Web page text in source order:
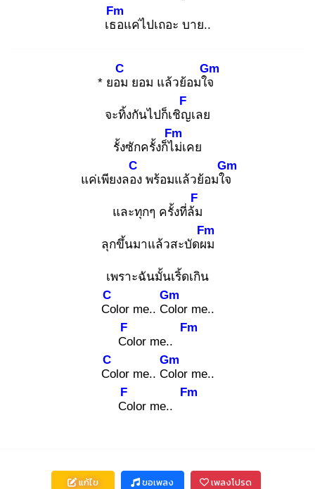
เธอ
Fm
แค่ไปเถอะ บาย..
* ยอม
C
ยอม แล้วย้อมใจ
Gm
จะทิ้งกันไปก็เชิญ
F
เลย
รั้งซักครั้งก็ไม่
Fm
เคย
แค่เพียงลอง
C
พร้อมแล้วย้อมใจ
Gm
และทุกๆ ครั้งที่ล้ม
F
ลุกขึ้นมาแล้วสะบัดผม
Fm
เพราะฉันมั้นเริ้ดเกิน
Co
C
lor me.. Col
Gm
or me..
Co
F
lor me..
Fm
Co
C
lor me.. Col
Gm
or me..
Co
F
lor me..
Fm
แก้ไข ขอเพลง เพลงโปรด